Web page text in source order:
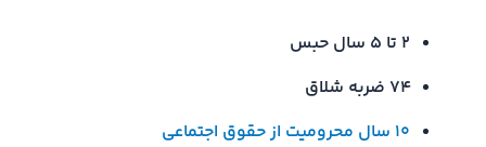
۲ تا ۵ سال حبس
۷۴ ضربه شلاق
۱۰ سال محرومیت از حقوق اجتماعی